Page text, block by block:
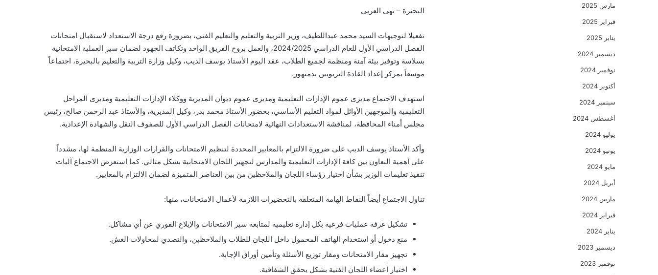
البحيرة – نهى العربى
تفعيلا لتوجيهات السيد محمد عبداللطيف، وزير التربية والتعليم والتعليم الفني، بضرورة رفع درجة الاستعداد لاستقبال امتحانات
الفصل الدراسي الأول للعام الدراسي 2024/2025، والعمل بروح الفريق الواحد وتكاتف الجهود لضمان سير العملية الامتحانية
بسلاسة وتوفير بيئة آمنة ومنظمة لجميع الطلاب، عقد اليوم الأستاذ يوسف الديب، وكيل وزارة التربية والتعليم بالبحيرة، اجتماعاً
موسعاً بمركز إعداد القادة التربويين بدمنهور.
استهدف الاجتماع مديرى عموم الإدارات التعليمية ومديرى عموم ديوان المديرية ووكلاء الإدارات التعليمية ومديرى المراحل
التعليمية والموجهين الأوائل لمواد التعليم الأساسي، بحضور الأستاذ محمد بدر، وكيل المديرية، والأستاذ عبد الرحمن صالح، رئيس
مجلس أمناء المحافظة، لمناقشة الاستعدادات النهائية لامتحانات الفصل الدراسي الأول للصفوف النقل والشهادة الإعدادية.
وأكد الأستاذ يوسف الديب على ضرورة الالتزام بالمعايير المحددة لتنظيم الامتحانات والقرارات الوزارية المنظمة لها، مشدداً
على أهمية التعاون بين كافة الإدارات التعليمية والمدارس لتجهيز اللجان الامتحانية بشكل مثالي. كما استعرض الاجتماع آليات
تنفيذ تعليمات الوزير بشأن اختيار رؤساء اللجان والملاحظين من بين العناصر المتميزة لضمان الالتزام بالمعايير.
تناول الاجتماع أيضاً النقاط الهامة المتعلقة بالتحضيرات اللازمة لأعمال الامتحانات، منها:
تشكيل غرفة عمليات فرعية بكل إدارة تعليمية لمتابعة سير الامتحانات والإبلاغ الفوري عن أي مشاكل.
منع دخول أو استخدام الهاتف المحمول داخل اللجان للطلاب والملاحظين، والتصدي لمحاولات الغش.
تجهيز مقار الامتحانات ومقار توزيع الأسئلة وتأمين أوراق الإجابة.
اختيار أعضاء اللجان الفنية بشكل يحقق الشفافية.
مارس 2025
فبراير 2025
يناير 2025
ديسمبر 2024
نوفمبر 2024
أكتوبر 2024
سبتمبر 2024
أغسطس 2024
يوليو 2024
يونيو 2024
مايو 2024
أبريل 2024
مارس 2024
فبراير 2024
يناير 2024
ديسمبر 2023
نوفمبر 2023